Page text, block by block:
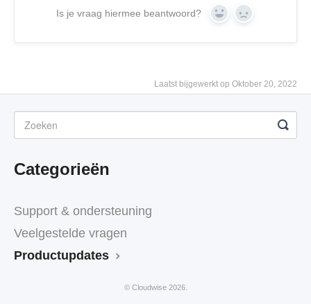
Is je vraag hiermee beantwoord? Yes No
Laatst bijgewerkt op Oktober 20, 2022
Categorieën
Support & ondersteuning
Veelgestelde vragen
Productupdates
© Cloudwise 2026.